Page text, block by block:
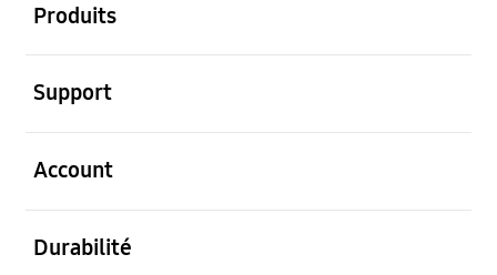
Produits
Support
Account
Durabilité